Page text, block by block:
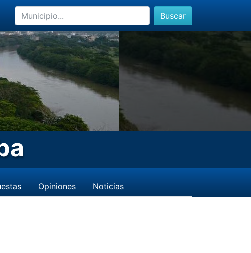
Buscar
Opiniones Noticias